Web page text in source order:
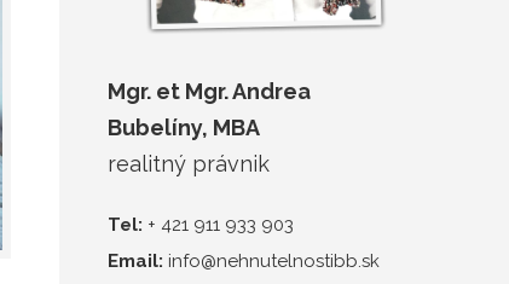
Mgr. et Mgr. Andrea
Bubelíny, MBA
realitný právnik
Tel: + 421 911 933 903
Email: info@nehnutelnostibb.sk